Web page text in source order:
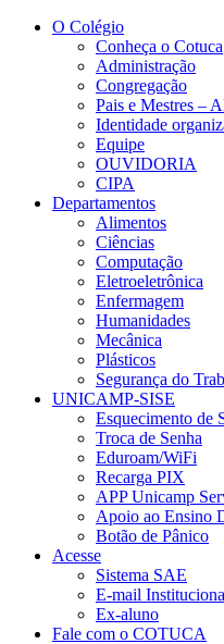
Conteúdo principal
O Colégio
Conheça o Cotuca
Administração
Congregação
Pais e Mestres –
Identidade
Equipe
OUVIDORIA
CIPA
Departamentos
Alimentos
Ciências
Computação
Eletroeletrônica
Enfermagem
Humanidades
Mecânica
Plásticos
Segurança do
UNICAMP-SISE
Esquecimento de
Troca de Senha
Eduroam/WiFi
Recarga PIX
APP Unicamp
Apoio ao Ensino
Botão de Pânico
Acesse
Sistema SAE
E-mail
Ex-aluno
Fale com o COTUCA